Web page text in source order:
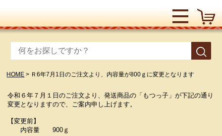
HOME Ｒ6年7月1日のご注文より、内容量が800ｇに変更となります
令和６年７月１日のご注文より、発送商品の「もつっ子」が下記の通り
変更となりますので、ご案内申し上げます。
【変更前】
内容量 900ｇ